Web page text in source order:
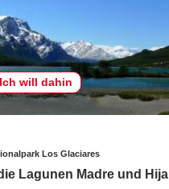
Ich will dahin
Los Glaciares
Lagunen Madre und Hija